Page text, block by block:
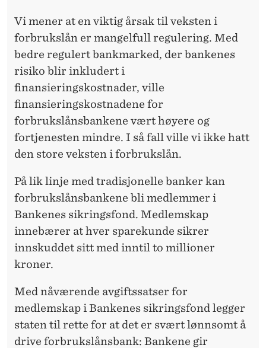
Vi mener at en viktig årsak til veksten i
forbrukslån er mangelfull regulering. Med
bedre regulert bankmarked, der bankenes
risiko blir inkludert i
finansieringskostnader, ville
finansieringskostnadene for
forbrukslånsbankene vært høyere og
fortjenesten mindre. I så fall ville vi ikke hatt
den store veksten i forbrukslån.
På lik linje med tradisjonelle banker kan
forbrukslånsbankene bli medlemmer i
Bankenes sikringsfond. Medlemskap
innebærer at hver sparekunde sikrer
innskuddet sitt med inntil to millioner
kroner.
Med nåværende avgiftssatser for
medlemskap i Bankenes sikringsfond legger
staten til rette for at det er svært lønnsomt å
drive forbrukslånsbank: Bankene gir